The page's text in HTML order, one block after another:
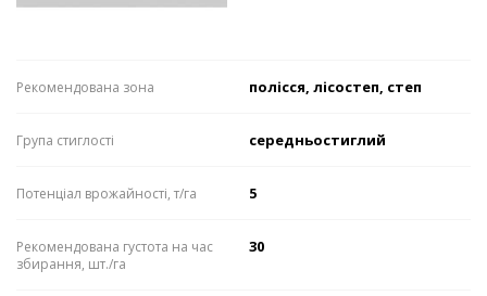
Рекомендована зона полісся, лісостеп, степ
Група стиглості середньостиглий
Потенціал врожайності, т/га 5
Рекомендована густота на час
збирання, шт./га
30